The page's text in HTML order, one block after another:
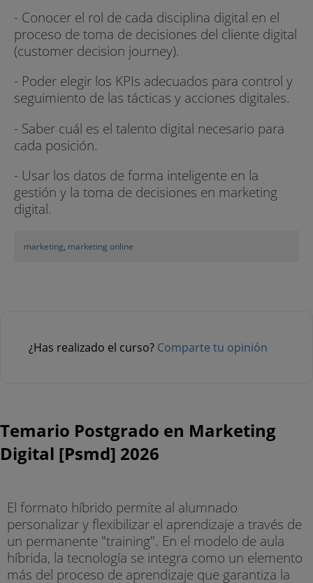
- Conocer el rol de cada disciplina digital en el
proceso de toma de decisiones del cliente digital
(customer decision journey).
- Poder elegir los KPIs adecuados para control y
seguimiento de las tácticas y acciones digitales.
- Saber cuál es el talento digital necesario para
cada posición.
- Usar los datos de forma inteligente en la
gestión y la toma de decisiones en marketing
digital.
marketing, marketing online
¿Has realizado el curso? Comparte tu opinión
Temario Postgrado en Marketing
Digital [Psmd] 2026
El formato híbrido permite al alumnado
personalizar y flexibilizar el aprendizaje a través de
un permanente "training". En el modelo de aula
híbrida, la tecnología se integra como un elemento
más del proceso de aprendizaje que garantiza la